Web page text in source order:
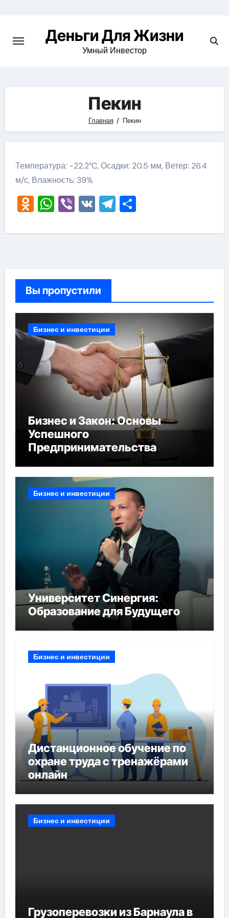
содержимомуДеньги Для Жизни
Умный Инвестор
Пекин
Главная Пекин
Температура: -22.2°C, Осадки: 20.5 мм, Ветер: 26.4
м/с, Влажность: 39%
Odnoklassniki
WhatsApp
Viber
VKTelegram
Отправить
Вы пропустили
Бизнес и инвестиции
Бизнес и Закон: Основы
Успешного
Предпринимательства
Бизнес и инвестиции
Университет Синергия:
Образование для Будущего
Бизнес и инвестиции
Дистанционное обучение по
охране труда с тренажёрами
онлайн
Бизнес и инвестиции
Грузоперевозки из Барнаула в